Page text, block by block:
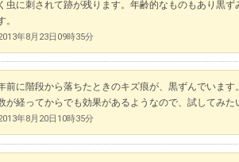
虫に刺されて跡が残ります。年齢的なものもあり黒
。
年8月23日09時35分
前に階段から落ちたときのキズ痕が、黒ずんでいます
が経ってからでも効果があるようなので、試してみた
年8月20日10時35分